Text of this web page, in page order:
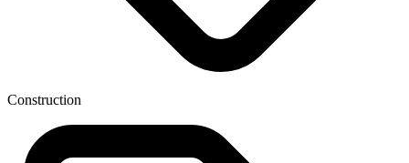
Construction